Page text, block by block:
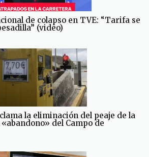
de colapso en TVE: “Tarifa se
(video)
la eliminación del peaje de la
del Campo de